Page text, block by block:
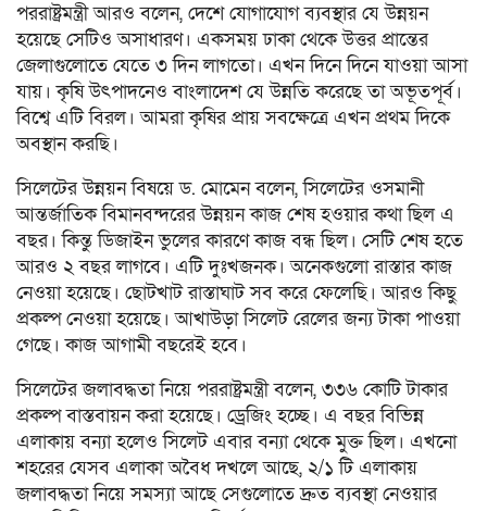
পররাষ্ট্রমন্ত্রী আরও বলেন, দেশে যোগাযোগ ব্যবস্থার যে উন্নয়ন
হয়েছে সেটিও অসাধারণ। একসময় ঢাকা থেকে উত্তর প্রান্তের
জেলাগুলোতে যেতে ৩ দিন লাগতো। এখন দিনে দিনে যাওয়া আসা
যায়। কৃষি উৎপাদনেও বাংলাদেশ যে উন্নতি করেছে তা অভূতপূর্ব।
বিশ্বে এটি বিরল। আমরা কৃষির প্রায় সবক্ষেত্রে এখন প্রথম দিকে
অবস্থান করছি।
সিলেটের উন্নয়ন বিষয়ে ড. মোমেন বলেন, সিলেটের ওসমানী
আন্তর্জাতিক বিমানবন্দরের উন্নয়ন কাজ শেষ হওয়ার কথা ছিল এ
বছর। কিন্তু ডিজাইন ভুলের কারণে কাজ বন্ধ ছিল। সেটি শেষ হতে
আরও ২ বছর লাগবে। এটি দুঃখজনক। অনেকগুলো রাস্তার কাজ
নেওয়া হয়েছে। ছোটখাট রাস্তাঘাট সব করে ফেলেছি। আরও কিছু
প্রকল্প নেওয়া হয়েছে। আখাউড়া সিলেট রেলের জন্য টাকা পাওয়া
গেছে। কাজ আগামী বছরেই হবে।
সিলেটের জলাবদ্ধতা নিয়ে পররাষ্ট্রমন্ত্রী বলেন, ৩৩৬ কোটি টাকার
প্রকল্প বাস্তবায়ন করা হয়েছে। ড্রেজিং হচ্ছে। এ বছর বিভিন্ন
এলাকায় বন্যা হলেও সিলেট এবার বন্যা থেকে মুক্ত ছিল। এখনো
শহরের যেসব এলাকা অবৈধ দখলে আছে, ২/১ টি এলাকায়
জলাবদ্ধতা নিয়ে সমস্যা আছে সেগুলোতে দ্রুত ব্যবস্থা নেওয়ার